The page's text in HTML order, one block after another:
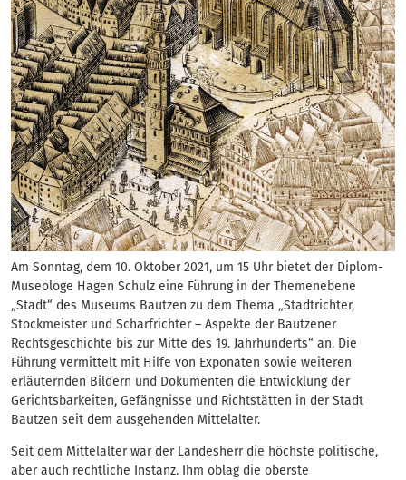
Am Sonntag, dem 10. Oktober 2021, um 15 Uhr bietet der Diplom-
Museologe Hagen Schulz eine Führung in der Themenebene
„Stadt“ des Museums Bautzen zu dem Thema „Stadtrichter,
Stockmeister und Scharfrichter – Aspekte der Bautzener
Rechtsgeschichte bis zur Mitte des 19. Jahrhunderts“ an. Die
Führung vermittelt mit Hilfe von Exponaten sowie weiteren
erläuternden Bildern und Dokumenten die Entwicklung der
Gerichtsbarkeiten, Gefängnisse und Richtstätten in der Stadt
Bautzen seit dem ausgehenden Mittelalter.
Seit dem Mittelalter war der Landesherr die höchste politische,
aber auch rechtliche Instanz. Ihm oblag die oberste